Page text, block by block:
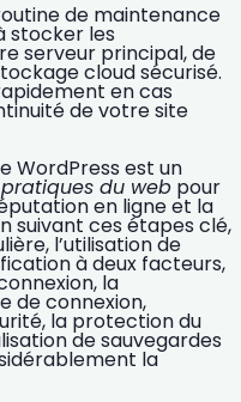
de maintenance
stocker les
serveur principal, de
cloud sécurisé.
en cas
de votre site
WordPress est un
du web pour
en ligne et la
suivant ces étapes clé,
l’utilisation de
à deux facteurs,
la
de connexion,
la protection du
de sauvegardes
la